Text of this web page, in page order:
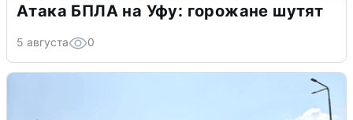
Атака БПЛА на Уфу: горожане шутят
5 августа 0